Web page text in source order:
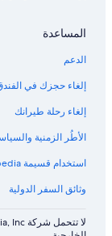
المساعدة
الدعم
إلغاء حجزك في
إلغاء رحلة طيرانك
الأطُر الزمنية
استخدام قسيمة Expedia
وثائق السفر الدولية